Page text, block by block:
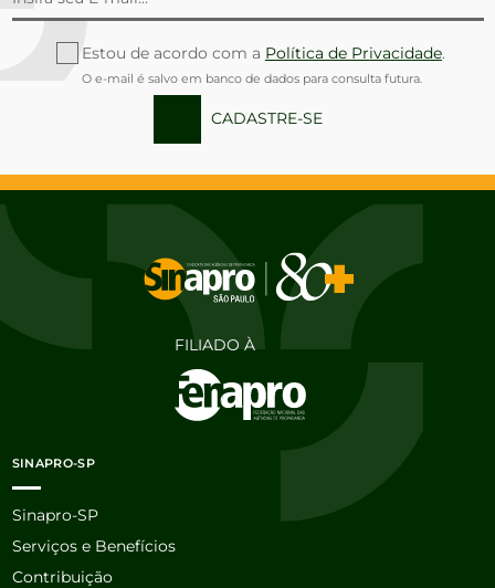
Estou de acordo com a Política de Privacidade.
O e-mail é salvo em banco de dados para consulta futura.
CADASTRE-SE
FILIADO À
SINAPRO-SP
Sinapro-SP
Serviços e Benefícios
Contribuição